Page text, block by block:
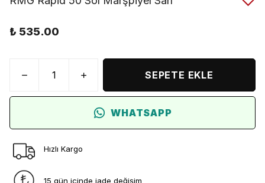
₺ 535.00
SEPETE EKLE
WHATSAPP
Hızlı Kargo
15 gün içinde iade değişim